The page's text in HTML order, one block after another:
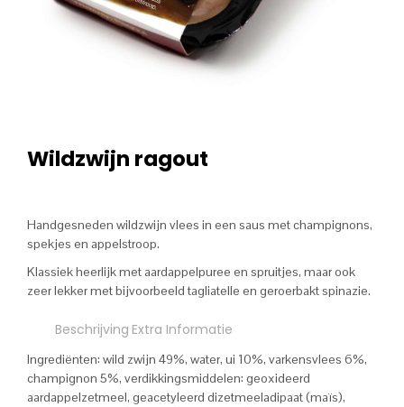
Wildzwijn ragout
Handgesneden wildzwijn vlees in een saus met champignons,
spekjes en appelstroop.
Klassiek heerlijk met aardappelpuree en spruitjes, maar ook
zeer lekker met bijvoorbeeld tagliatelle en geroerbakt spinazie.
Beschrijving Extra Informatie
Ingrediënten: wild zwijn 49%, water, ui 10%, varkensvlees 6%,
champignon 5%, verdikkingsmiddelen: geoxideerd
aardappelzetmeel, geacetyleerd dizetmeeladipaat (maïs),